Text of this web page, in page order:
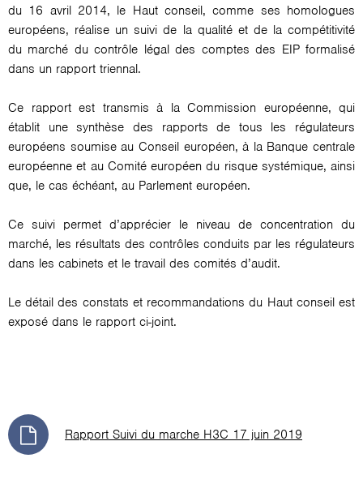
du 16 avril 2014, le Haut conseil, comme ses homologues
européens, réalise un suivi de la qualité et de la compétitivité
du marché du contrôle légal des comptes des EIP formalisé
dans un rapport triennal.
Ce rapport est transmis à la Commission européenne, qui
établit une synthèse des rapports de tous les régulateurs
européens soumise au Conseil européen, à la Banque centrale
européenne et au Comité européen du risque systémique, ainsi
que, le cas échéant, au Parlement européen.
Ce suivi permet d’apprécier le niveau de concentration du
marché, les résultats des contrôles conduits par les régulateurs
dans les cabinets et le travail des comités d’audit.
Le détail des constats et recommandations du Haut conseil est
exposé dans le rapport ci-joint.
Rapport Suivi du marche H3C 17 juin 2019